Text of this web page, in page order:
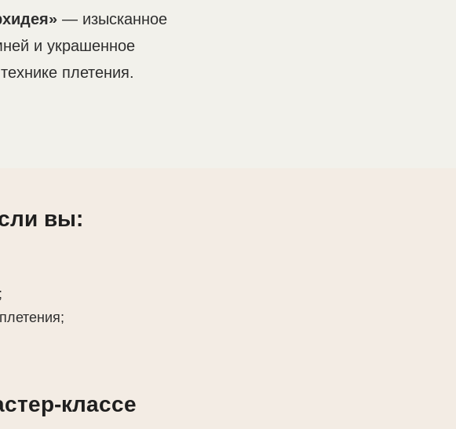
— изысканное
и украшенное
плетения.
вы:
классе